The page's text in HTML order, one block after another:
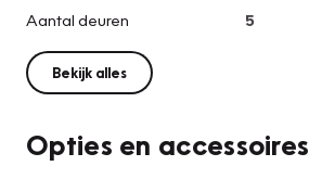
Aantal deuren
5
Bekijk alles
Opties en accessoires